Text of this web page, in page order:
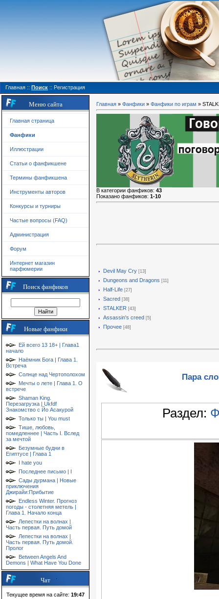
Главная :: Поиск :: Регистрация
Меню сайта
Главная страница
Фанфики
Иллюстрации
Статьи о фанфикшене
Термины фанфикшена
Инструменты авторов
Конкурсы и турниры
Частые вопросы (FAQ)
Администрация
Форум
Интернет магазин
парфюмерии
Поиск фанфиков
Новые фанфики
Ей всего 13 18+ | Глава1
начало
Наёмник Бога | Глава 1.
Встреча
Солнце над Чертополохом
Мечты о лете | Глава 1. О
встрече
Shaman King.
Перезагрузка | Ukfdf
Знакомство с Йо Асакурой
Только ты | You must
Тише, любовь,
помедленнее | Часть I. Вслед
за мечтой
Безумные будни в
Египтусе | Глава 1
I hate you
Последнее письмо | I
Сады дурмана | Новые
приключения
Джирайи:Прибытие
Endless Winter. Прогноз
погоды - столетняя метель |
Глава 1. Начало конца
Лепестки на волнах |
Часть первая. Путь домой
Лепестки на волнах |
Часть первая. Путь домой.
Пролог
Between Angels And
Demons | What Have You Done
Чат
Текущее время на сайте: 19:47
Главная » Фанфики » Фанфики по играм »
В категории фанфиков: 43
Показано фанфиков: 1-10
Devil May Cry [13]
Dungeons and Dragons [11]
Half-Life [27]
Sacred [38]
STALKER [43]
Assassin's creed [5]
Прочее [48]
Пара
Раздел: